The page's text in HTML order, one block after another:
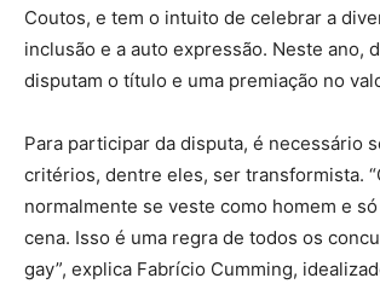
Coutos, e tem o intuito de celebrar a
inclusão e a auto expressão. Neste ano,
disputam o título e uma premiação no
Para participar da disputa, é necessário
critérios, dentre eles, ser transformista.
normalmente se veste como homem e
cena. Isso é uma regra de todos os
gay”, explica Fabrício Cumming,